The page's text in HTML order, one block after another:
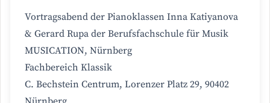
Vortragsabend der Pianoklassen Inna Katiyanova
& Gerard Rupa der Berufsfachschule für Musik
MUSICATION, Nürnberg
Fachbereich Klassik
C. Bechstein Centrum, Lorenzer Platz 29, 90402